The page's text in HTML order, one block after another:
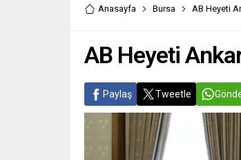
Anasayfa Bursa AB Heyeti
AB Heyeti
Paylaş Tweetle